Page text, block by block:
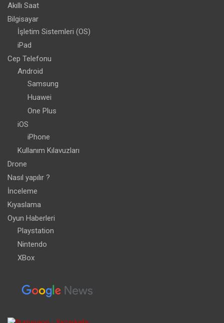
Akıllı Saat
Bilgisayar
İşletim Sistemleri (OS)
iPad
Cep Telefonu
Android
Samsung
Huawei
One Plus
iOS
iPhone
Kullanım Kılavuzları
Drone
Nasıl yapılır ?
İnceleme
Kıyaslama
Oyun Haberleri
Playstation
Nintendo
XBox